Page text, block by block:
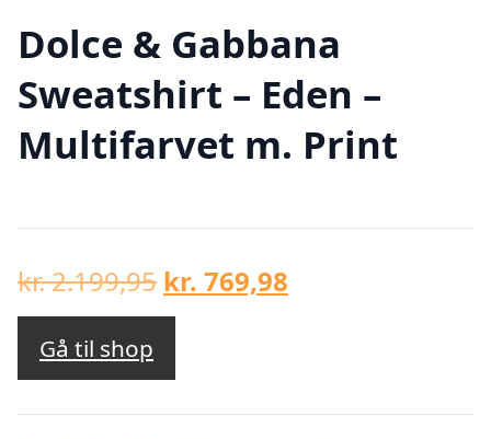
Dolce & Gabbana
Sweatshirt – Eden –
Multifarvet m. Print
kr.2.199,95 Den
oprindelige
var:
kr. 2.199,95.
kr. 769,98
kr. 769,98.
Gå til shop